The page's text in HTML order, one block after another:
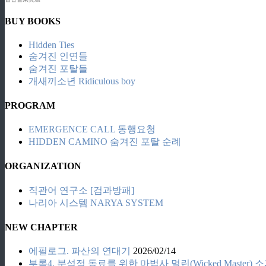
BUY BOOKS
Hidden Ties
숨겨진 인연들
숨겨진 포탈들
개새끼소년 Ridiculous boy
PROGRAM
EMERGENCE CALL 동행요청
HIDDEN CAMINO 숨겨진 포탈 순례
ORGANIZATION
직관어 연구소 [검과방패]
나리아 시스템 NARYA SYSTEM
NEW CHAPTER
에필로그. 파산의 연대기
2026/02/14
부록4. 분석적 동료를 위한 마법사 멀린(Wicked Master) 소